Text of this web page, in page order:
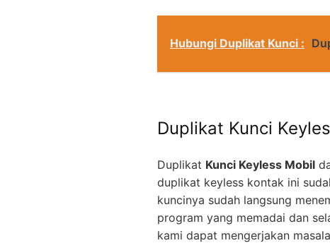
Hubungi Duplikat Kunci :
Duplikat Kunci
Duplikat Kunci Keyless Mobil
duplikat keyless kontak ini
kuncinya sudah langsung
program yang memadai dan
kami dapat mengerjakan